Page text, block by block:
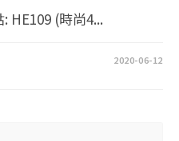
HE109 (時尚4...
2020-06-12